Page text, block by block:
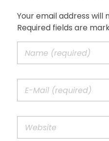
Your email address will
Required fields are